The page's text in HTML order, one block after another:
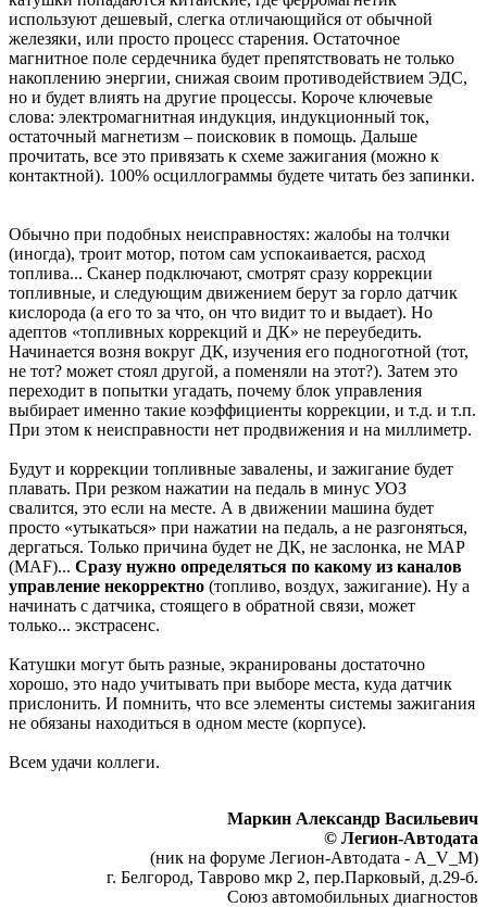
используют дешевый, слегка отличающийся от обычной
железяки, или просто процесс старения. Остаточное
магнитное поле сердечника будет препятствовать не только
накоплению энергии, снижая своим противодействием ЭДС,
но и будет влиять на другие процессы. Короче ключевые
слова: электромагнитная индукция, индукционный ток,
остаточный магнетизм – поисковик в помощь. Дальше
прочитать, все это привязать к схеме зажигания (можно к
контактной). 100% осциллограммы будете читать без запинки.
Обычно при подобных неисправностях: жалобы на толчки
(иногда), троит мотор, потом сам успокаивается, расход
топлива... Сканер подключают, смотрят сразу коррекции
топливные, и следующим движением берут за горло датчик
кислорода (а его то за что, он что видит то и выдает). Но
адептов «топливных коррекций и ДК» не переубедить.
Начинается возня вокруг ДК, изучения его подноготной (тот,
не тот? может стоял другой, а поменяли на этот?). Затем это
переходит в попытки угадать, почему блок управления
выбирает именно такие коэффициенты коррекции, и т.д. и т.п.
При этом к неисправности нет продвижения и на миллиметр.
Будут и коррекции топливные завалены, и зажигание будет
плавать. При резком нажатии на педаль в минус УОЗ
свалится, это если на месте. А в движении машина будет
просто «утыкаться» при нажатии на педаль, а не разгоняться,
дергаться. Только причина будет не ДК, не заслонка, не МАP
(MAF)... Сразу нужно определяться по какому из каналов
управление некорректно (топливо, воздух, зажигание). Ну а
начинать с датчика, стоящего в обратной связи, может
только... экстрасенс.
Катушки могут быть разные, экранированы достаточно
хорошо, это надо учитывать при выборе места, куда датчик
прислонить. И помнить, что все элементы системы зажигания
не обязаны находиться в одном месте (корпусе).
Всем удачи коллеги.
Маркин Александр Васильевич
© Легион-Автодата
(ник на форуме Легион-Автодата - A_V_M)
г. Белгород, Таврово мкр 2, пер.Парковый, д.29-б.
Союз автомобильных диагностов